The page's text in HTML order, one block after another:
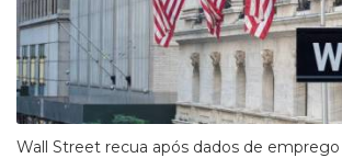
Wall Street recua após dados de emprego